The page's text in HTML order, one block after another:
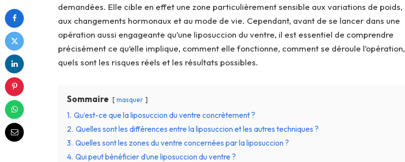
demandées. Elle cible en effet une zone particulièrement sensible aux variations de poids,
aux changements hormonaux et au mode de vie. Cependant, avant de se lancer dans une
opération aussi engageante qu’une liposuccion du ventre, il est essentiel de comprendre
précisément ce qu’elle implique, comment elle fonctionne, comment se déroule l’opération,
quels sont les risques réels et les résultats possibles.
Sommaire masquer
1. Qu’est-ce que la liposuccion du ventre concrètement ?
2. Quelles sont les différences entre la liposuccion et les autres techniques ?
3. Quelles sont les zones du ventre concernées par la liposuccion ?
4. Qui peut bénéficier d’une liposuccion du ventre ?